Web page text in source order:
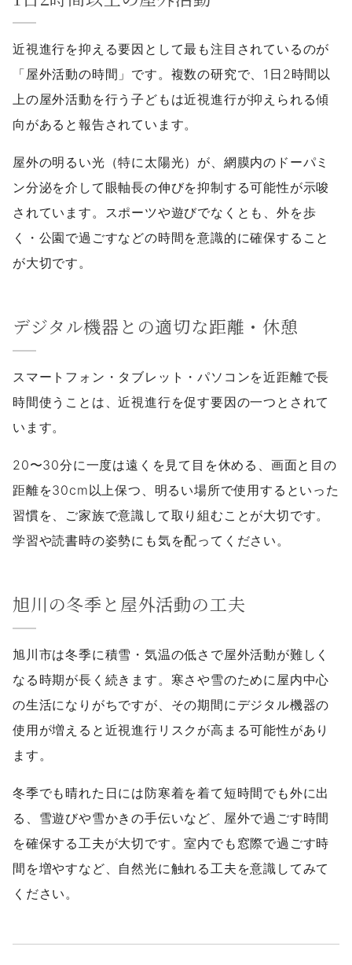
近視進行を抑える要因として最も注目されているのが
「屋外活動の時間」です。複数の研究で、1日2時間以
上の屋外活動を行う子どもは近視進行が抑えられる傾
向があると報告されています。
屋外の明るい光（特に太陽光）が、網膜内のドーパミ
ン分泌を介して眼軸長の伸びを抑制する可能性が示唆
されています。スポーツや遊びでなくとも、外を歩
く・公園で過ごすなどの時間を意識的に確保すること
が大切です。
デジタル機器との適切な距離・休憩
スマートフォン・タブレット・パソコンを近距離で長
時間使うことは、近視進行を促す要因の一つとされて
います。
20〜30分に一度は遠くを見て目を休める、画面と目の
距離を30cm以上保つ、明るい場所で使用するといった
習慣を、ご家族で意識して取り組むことが大切です。
学習や読書時の姿勢にも気を配ってください。
旭川の冬季と屋外活動の工夫
旭川市は冬季に積雪・気温の低さで屋外活動が難しく
なる時期が長く続きます。寒さや雪のために屋内中心
の生活になりがちですが、その期間にデジタル機器の
使用が増えると近視進行リスクが高まる可能性があり
ます。
冬季でも晴れた日には防寒着を着て短時間でも外に出
る、雪遊びや雪かきの手伝いなど、屋外で過ごす時間
を確保する工夫が大切です。室内でも窓際で過ごす時
間を増やすなど、自然光に触れる工夫を意識してみて
ください。